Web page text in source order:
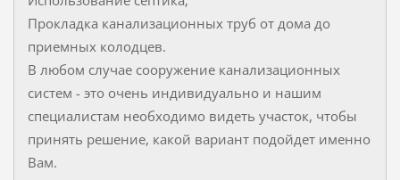
Прокладка канализационных труб от дома до
приемных колодцев.
В любом случае сооружение канализационных
систем - это очень индивидуально и нашим
специалистам необходимо видеть участок, чтобы
принять решение, какой вариант подойдет именно
Вам.